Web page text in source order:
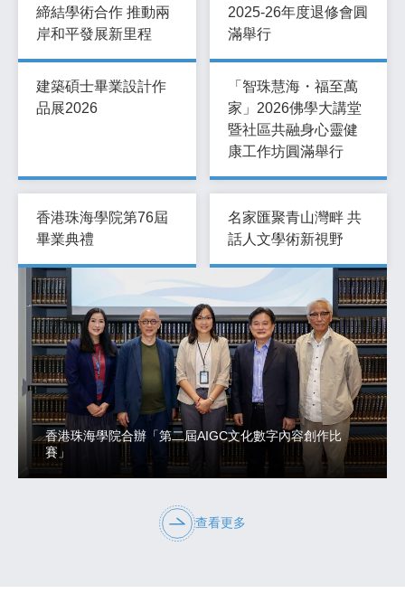
締結學術合作 推動兩
岸和平發展新里程
2025-26年度退修會圓
滿舉行
建築碩士畢業設計作
品展2026
「智珠慧海・福至萬
家」2026佛學大講堂
暨社區共融身心靈健
康工作坊圓滿舉行
香港珠海學院第76屆
畢業典禮
名家匯聚青山灣畔 共
話人文學術新視野
香港珠海學院合辦「第二屆AIGC文化數字內容創作比
賽」
查看更多